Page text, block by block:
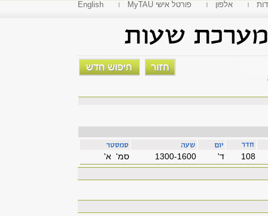
English MyTAU פורטל אישי אלפון
סמ' א' 1300-1600 'ד 108